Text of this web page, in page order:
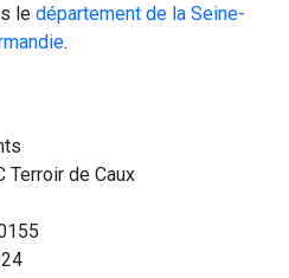
le département de la Seine-
.
Terroir de Caux